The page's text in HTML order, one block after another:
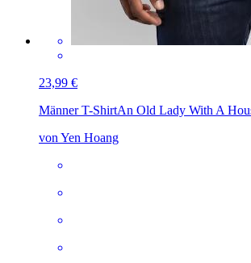
23,99 €
Männer T-ShirtAn Old Lady With A
von Yen Hoang